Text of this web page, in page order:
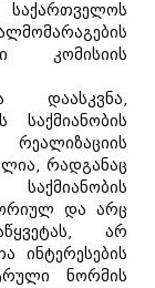
კომისიის
საქმიანობის
რადგანაც
და არც
არ
ინტერესების
ნორმის